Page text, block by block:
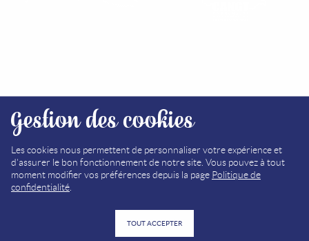
PLAN DU SITE
MÉDIATHÈQUE
MENTIONS LÉGALES
Gestion des cookies
Les cookies nous permettent de personnaliser votre expérience et
d'assurer le bon fonctionnement de notre site. Vous pouvez à tout
moment modifier vos préférences depuis la page Politique de
confidentialité
TOUT ACCEPTER